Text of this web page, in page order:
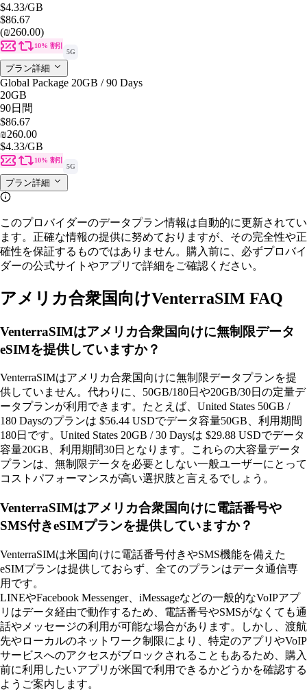
$4.33/GB
$86.67
(₪260.00)
10% 割引
5G
プラン詳細
Global Package 20GB / 90 Days
20GB
90日間
$86.67
₪260.00
$4.33/GB
10% 割引
5G
プラン詳細
このプロバイダーのデータプラン情報は自動的に更新されてい
ます。正確な情報の提供に努めておりますが、その完全性や正
確性を保証するものではありません。購入前に、必ずプロバイ
ダーの公式サイトやアプリで詳細をご確認ください。
アメリカ合衆国向けVenterraSIM FAQ
VenterraSIMはアメリカ合衆国向けに無制限データ
eSIMを提供していますか？
VenterraSIMはアメリカ合衆国向けに無制限データプランを提
供していません。代わりに、50GB/180日や20GB/30日の定量デ
ータプランが利用できます。たとえば、United States 50GB /
180 Daysのプランは $56.44 USDでデータ容量50GB、利用期間
180日です。United States 20GB / 30 Daysは $29.88 USDでデータ
容量20GB、利用期間30日となります。これらの大容量データ
プランは、無制限データを必要としない一般ユーザーにとって
コストパフォーマンスが高い選択肢と言えるでしょう。
VenterraSIMはアメリカ合衆国向けに電話番号や
SMS付きeSIMプランを提供していますか？
VenterraSIMは米国向けに電話番号付きやSMS機能を備えた
eSIMプランは提供しておらず、全てのプランはデータ通信専
用です。
LINEやFacebook Messenger、iMessageなどの一般的なVoIPアプ
リはデータ経由で動作するため、電話番号やSMSがなくても通
話やメッセージの利用が可能な場合があります。しかし、渡航
先やローカルのネットワーク制限により、特定のアプリやVoIP
サービスへのアクセスがブロックされることもあるため、購入
前に利用したいアプリが米国で利用できるかどうかを確認する
ようご案内します。